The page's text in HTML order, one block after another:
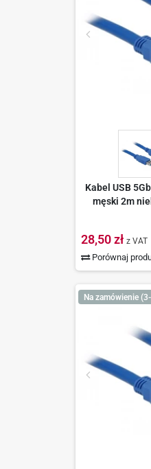
Kabel USB
męski 2m
28,50 zł z VAT
Porównaj
Na zamówienie